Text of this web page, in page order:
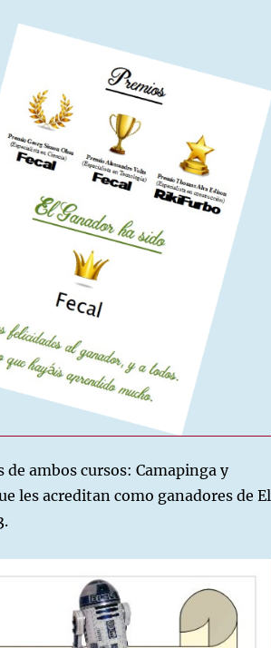
ambos cursos: Camapinga y
les acreditan como ganadores de El